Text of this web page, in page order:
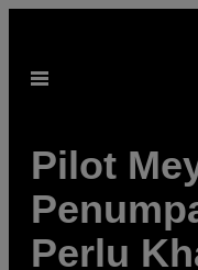
content
Open
Pilot
Perlu